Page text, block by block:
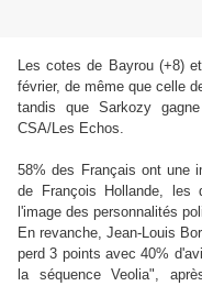
Les cotes de Bayrou (+8)
février, de même que celle
tandis que Sarkozy
CSA/Les Echos.
58% des Français ont une
de François Hollande, les
l'image des personnalités
En revanche, Jean-Louis
perd 3 points avec 40%
la séquence Veolia",